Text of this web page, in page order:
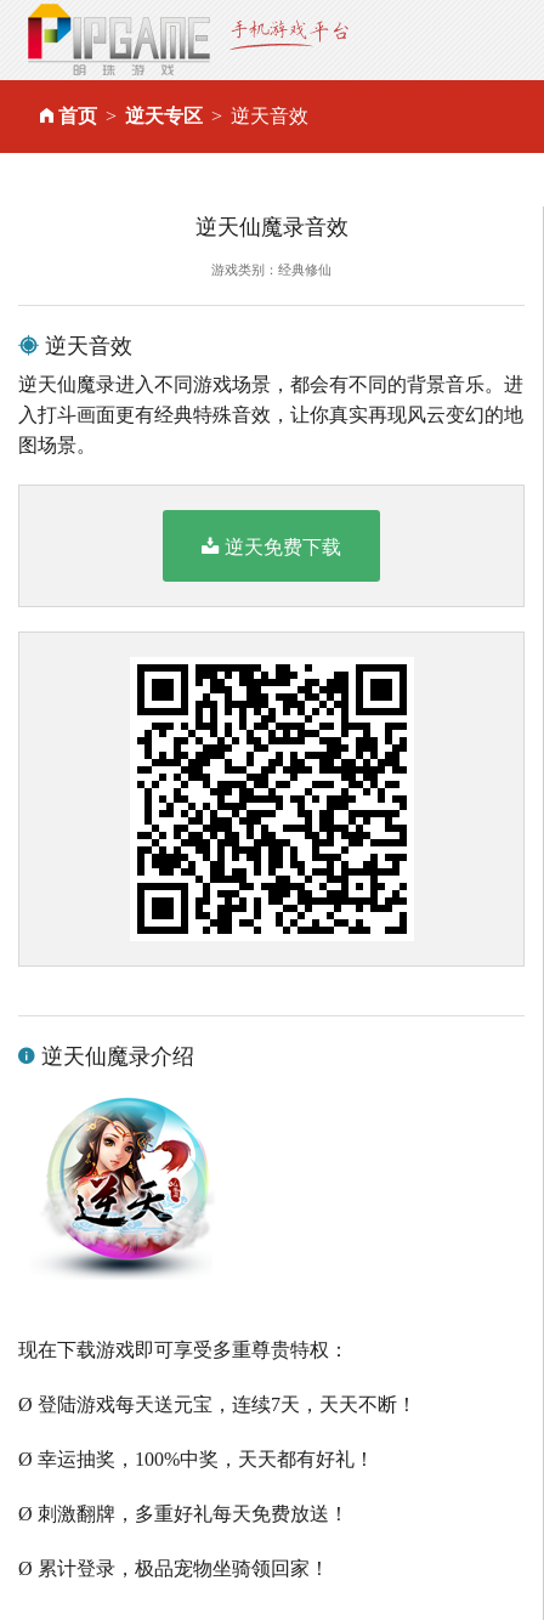
首页 逆天专区 逆天音效
逆天仙魔录音效
游戏类别：经典修仙
逆天音效
逆天仙魔录进入不同游戏场景，都会有不同的背景音乐。进
入打斗画面更有经典特殊音效，让你真实再现风云变幻的地
图场景。
逆天免费下载
逆天仙魔录介绍
现在下载游戏即可享受多重尊贵特权：
Ø 登陆游戏每天送元宝，连续7天，天天不断！
Ø 幸运抽奖，100%中奖，天天都有好礼！
Ø 刺激翻牌，多重好礼每天免费放送！
Ø 累计登录，极品宠物坐骑领回家！